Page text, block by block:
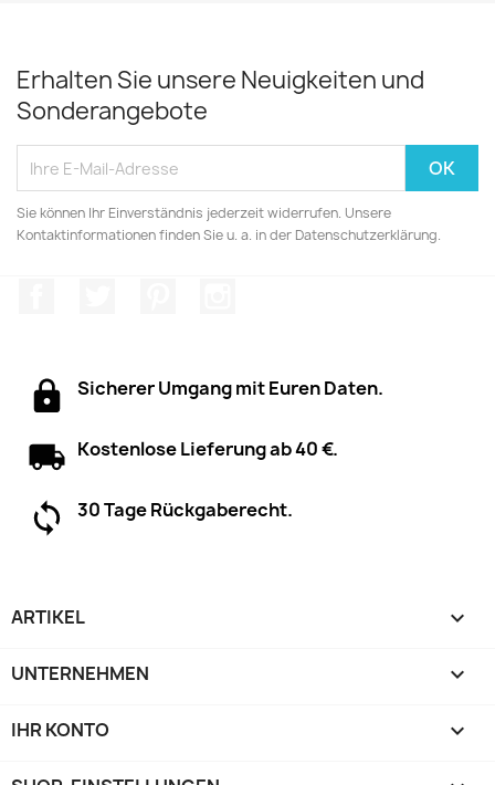
Erhalten Sie unsere Neuigkeiten und
Sonderangebote
Sie können Ihr Einverständnis jederzeit widerrufen. Unsere
Kontaktinformationen finden Sie u. a. in der Datenschutzerklärung.
Sicherer Umgang mit Euren Daten.
Kostenlose Lieferung ab 40 €.
30 Tage Rückgaberecht.
ARTIKEL 
UNTERNEHMEN 
IHR KONTO 